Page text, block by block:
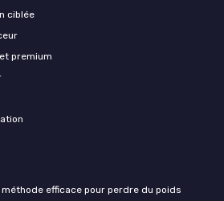
ciblée
premium
efficace pour perdre du poids